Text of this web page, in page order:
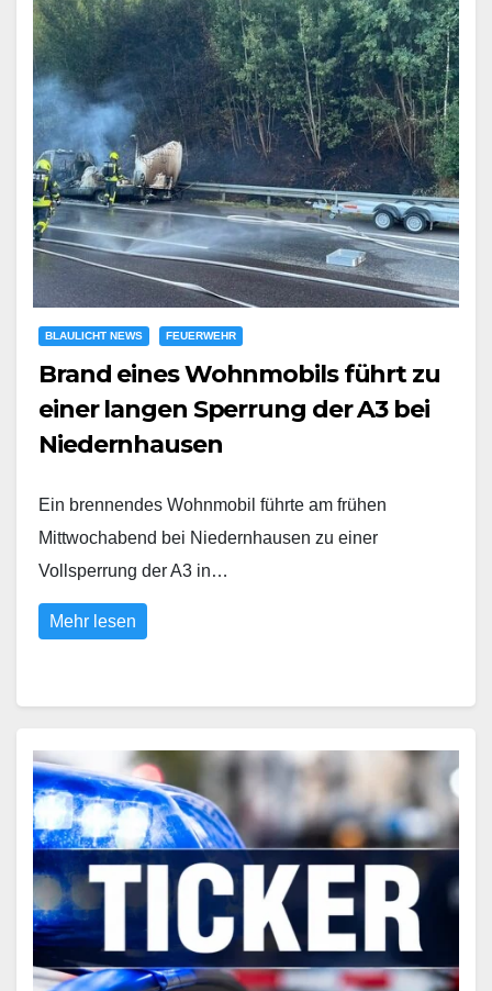
BLAULICHT NEWS FEUERWEHR
Brand eines Wohnmobils führt zu
einer langen Sperrung der A3 bei
Niedernhausen
Ein brennendes Wohnmobil führte am frühen
Mittwochabend bei Niedernhausen zu einer
Vollsperrung der A3 in…
Mehr lesen